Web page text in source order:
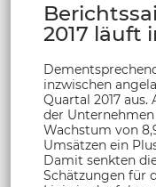
2017 läuft
inzwischen
Quartal 2017
der Unternehmen
Wachstum von
Umsätzen ein
Damit senkten
Schätzungen für